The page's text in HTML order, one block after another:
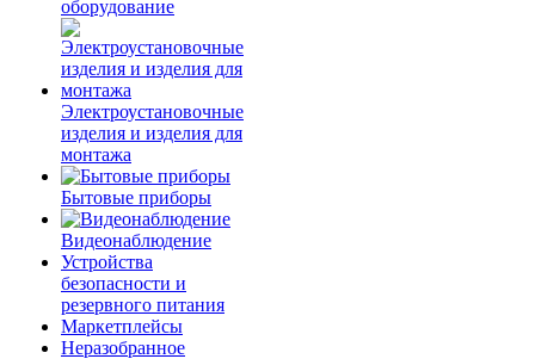
оборудование
Электроустановочные
изделия и изделия для
монтажа
Бытовые приборы
Видеонаблюдение
Устройства
безопасности и
резервного питания
Маркетплейсы
Неразобранное